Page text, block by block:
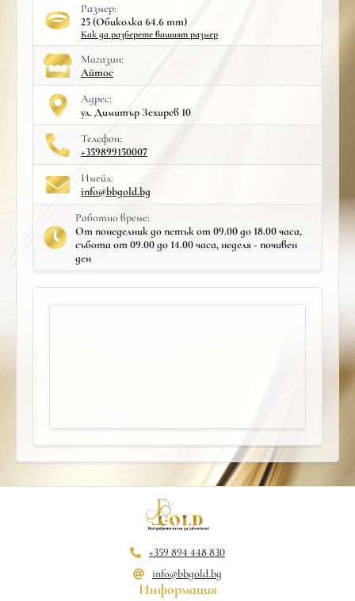
Размер:
25 (Обиколка 64.6 mm)
Как да разберете вашият размер
Mагазин:
Айтос
Адрес:
ул. Димитър Зехирев 10
Телефон:
+359899150007
Имейл:
info@bbgold.bg
Работно време:
От понеделник до петък от 09.00 до 18.00 часа,
събота от 09.00 до 14.00 часа, неделя - почивен
ден
+359 894 448 830
info@bbgold.bg
Информация